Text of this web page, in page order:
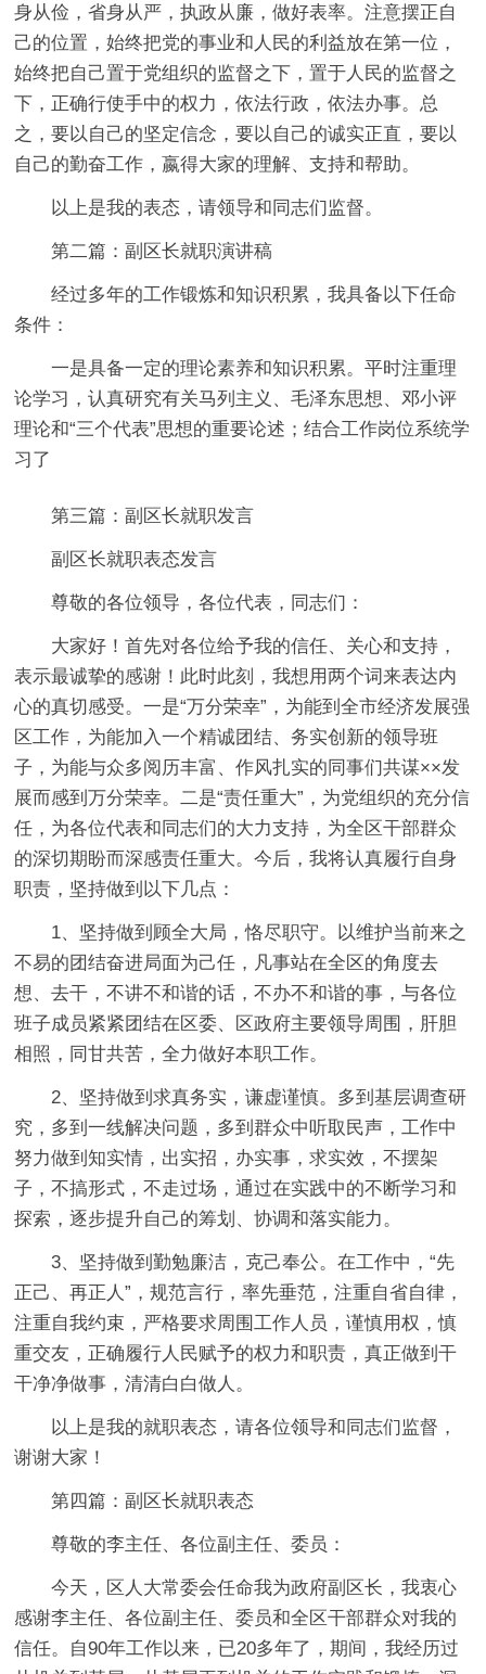
身从俭，省身从严，执政从廉，做好表率。注意摆正自
己的位置，始终把党的事业和人民的利益放在第一位，
始终把自己置于党组织的监督之下，置于人民的监督之
下，正确行使手中的权力，依法行政，依法办事。总
之，要以自己的坚定信念，要以自己的诚实正直，要以
自己的勤奋工作，嬴得大家的理解、支持和帮助。
以上是我的表态，请领导和同志们监督。
第二篇：副区长就职演讲稿
经过多年的工作锻炼和知识积累，我具备以下任命
条件：
一是具备一定的理论素养和知识积累。平时注重理
论学习，认真研究有关马列主义、毛泽东思想、邓小评
理论和“三个代表”思想的重要论述；结合工作岗位系统学
习了
第三篇：副区长就职发言
副区长就职表态发言
尊敬的各位领导，各位代表，同志们：
大家好！首先对各位给予我的信任、关心和支持，
表示最诚挚的感谢！此时此刻，我想用两个词来表达内
心的真切感受。一是“万分荣幸”，为能到全市经济发展强
区工作，为能加入一个精诚团结、务实创新的领导班
子，为能与众多阅历丰富、作风扎实的同事们共谋××发
展而感到万分荣幸。二是“责任重大”，为党组织的充分信
任，为各位代表和同志们的大力支持，为全区干部群众
的深切期盼而深感责任重大。今后，我将认真履行自身
职责，坚持做到以下几点：
1、坚持做到顾全大局，恪尽职守。以维护当前来之
不易的团结奋进局面为己任，凡事站在全区的角度去
想、去干，不讲不和谐的话，不办不和谐的事，与各位
班子成员紧紧团结在区委、区政府主要领导周围，肝胆
相照，同甘共苦，全力做好本职工作。
2、坚持做到求真务实，谦虚谨慎。多到基层调查研
究，多到一线解决问题，多到群众中听取民声，工作中
努力做到知实情，出实招，办实事，求实效，不摆架
子，不搞形式，不走过场，通过在实践中的不断学习和
探索，逐步提升自己的筹划、协调和落实能力。
3、坚持做到勤勉廉洁，克己奉公。在工作中，“先
正己、再正人”，规范言行，率先垂范，注重自省自律，
注重自我约束，严格要求周围工作人员，谨慎用权，慎
重交友，正确履行人民赋予的权力和职责，真正做到干
干净净做事，清清白白做人。
以上是我的就职表态，请各位领导和同志们监督，
谢谢大家！
第四篇：副区长就职表态
尊敬的李主任、各位副主任、委员：
今天，区人大常委会任命我为政府副区长，我衷心
感谢李主任、各位副主任、委员和全区干部群众对我的
信任。自90年工作以来，已20多年了，期间，我经历过